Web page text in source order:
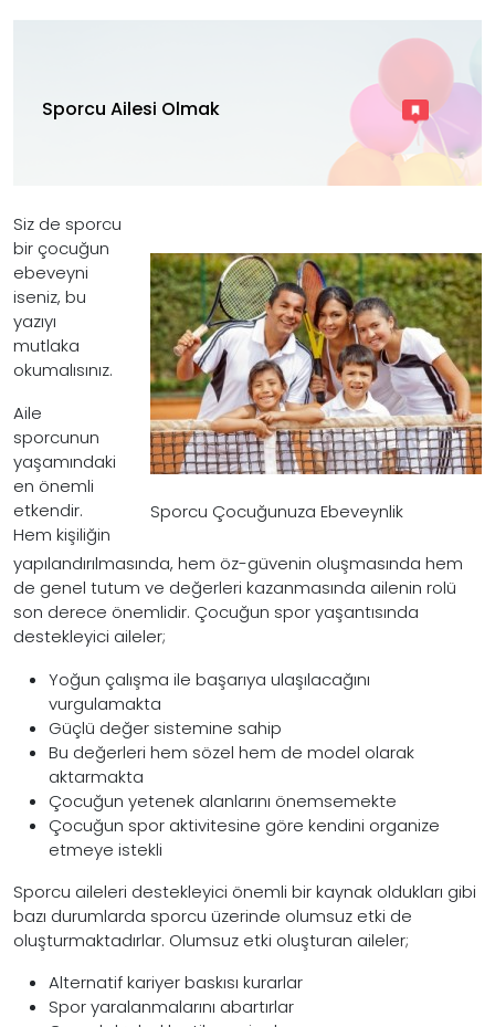
Sporcu Ailesi Olmak
Sporcu Çocuğunuza Ebeveynlik
Siz de sporcu
bir çocuğun
ebeveyni
iseniz, bu
yazıyı
mutlaka
okumalısınız.
Aile
sporcunun
yaşamındaki
en önemli
etkendir.
Hem kişiliğin
yapılandırılmasında, hem öz-güvenin oluşmasında hem
de genel tutum ve değerleri kazanmasında ailenin rolü
son derece önemlidir. Çocuğun spor yaşantısında
destekleyici aileler;
Yoğun çalışma ile başarıya ulaşılacağını
vurgulamakta
Güçlü değer sistemine sahip
Bu değerleri hem sözel hem de model olarak
aktarmakta
Çocuğun yetenek alanlarını önemsemekte
Çocuğun spor aktivitesine göre kendini organize
etmeye istekli
Sporcu aileleri destekleyici önemli bir kaynak oldukları gibi
bazı durumlarda sporcu üzerinde olumsuz etki de
oluşturmaktadırlar. Olumsuz etki oluşturan aileler;
Alternatif kariyer baskısı kurarlar
Spor yaralanmalarını abartırlar